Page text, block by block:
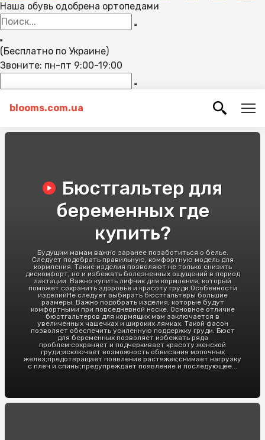
Наша обувь одобрена ортопедами
(Бесплатно по Украине)
Звоните: пн-пт 9:00-19:00
blooms.com.ua
Бюстгальтер для
беременных где
купить?
Будущим мамам важно заранее позаботиться о белье.
Следует подобрать правильную, комфортную модель для
кормления. Такие изделия позволяют не только снизить
дискомфорт, но и избежать болезненных ощущений в период
лактации. Важно купить лифчик для кормления, который
поможет сохранить здоровье и красоту груди.Особенности
изделийНе следует выбирать бюстгальтеры большие
размеры. Важно подобрать изделия, которые будут
комфортными при повседневной носке. Основное отличие
бюстгальтеров для кормящих мам заключается в
увеличенных чашечках и широких лямках. Такой фасон
позволяет обеспечить усиленную поддержку груди. Бюст
для беременных позволяет избежать ряда
проблем:сохраняет и подчеркивает красоту женской
груди;исключает возможность обвисания молочных
желез;предотвращает появление растяжек;снимает нагрузку
с плеч и спины;предупреждает появление и последующее...